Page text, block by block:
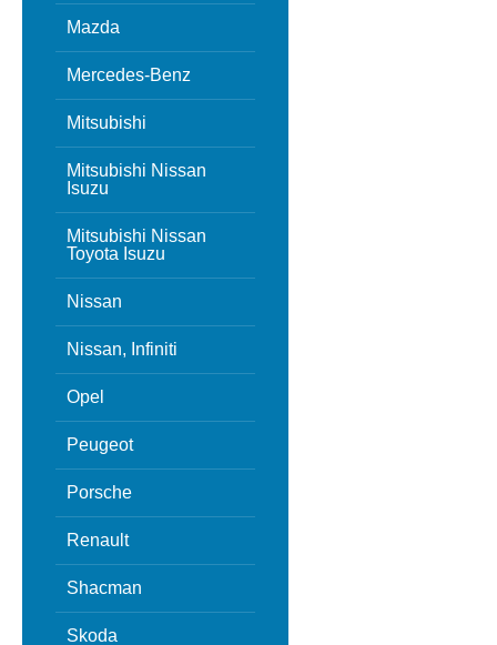
Mazda
Mercedes-Benz
Mitsubishi
Mitsubishi Nissan
Isuzu
Mitsubishi Nissan
Toyota Isuzu
Nissan
Nissan, Infiniti
Opel
Peugeot
Porsche
Renault
Shacman
Skoda